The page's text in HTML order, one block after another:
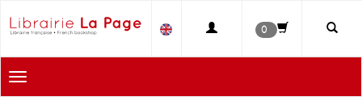
0
Toggle
navigation